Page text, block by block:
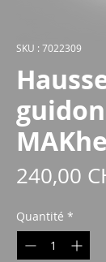
SKU : 7022309
guidon
240,00
Quantité *